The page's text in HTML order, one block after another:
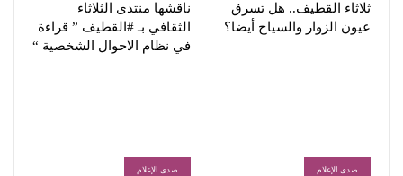
ثلاثاء القطيف.. هل تسرق
عيون الزوار والسياح أيضا؟
ناقشها منتدى الثلاثاء
الثقافي بـ #القطيف ” قراءة
في نظام الاحوال الشخصية “
صدى الإعلام صدى الإعلام